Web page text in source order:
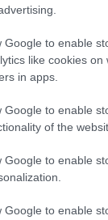
Google to enable
like cookies on
in apps.
Google to enable
of the
Google to enable
Google to enable
fővárosi